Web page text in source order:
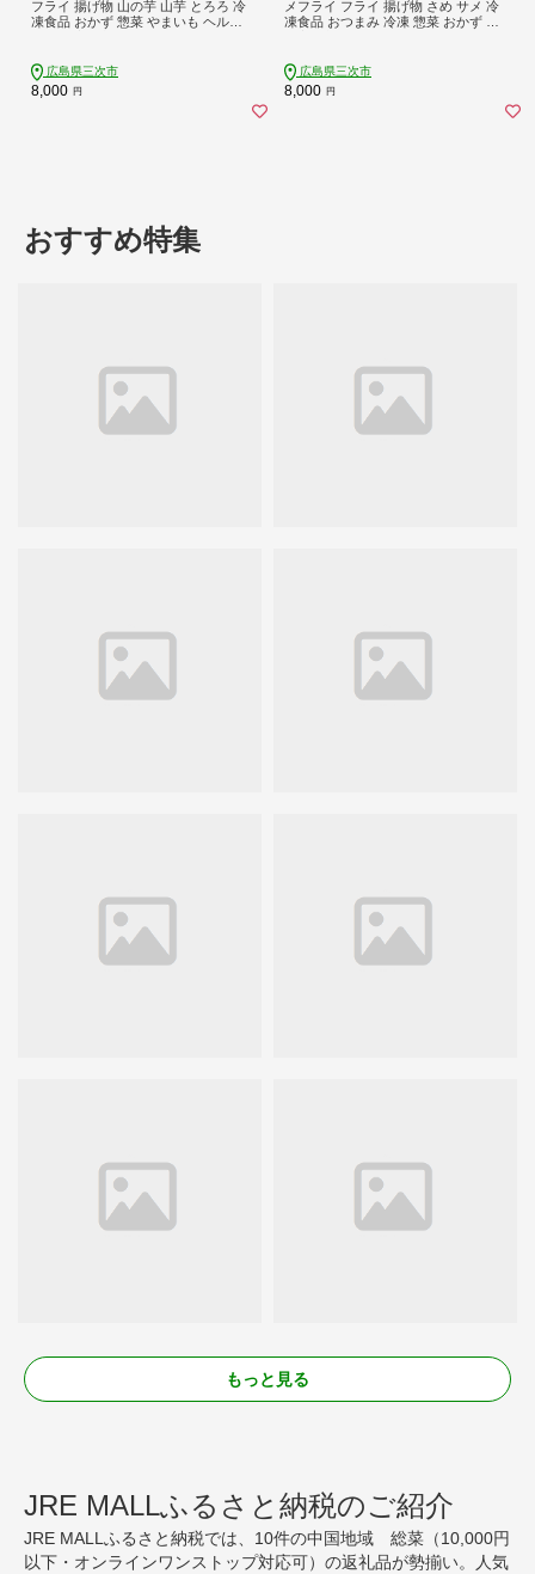
フライ 揚げ物 山の芋 山芋 とろろ 冷
凍食品 おかず 惣菜 やまいも ヘルシ
広島県三次市
8,000 円
メフライ フライ 揚げ物 さめ サメ 冷
凍食品 おつまみ 冷凍 惣菜 おかず 三
広島県三次市
8,000 円
おすすめ特集
もっと見る
JRE MALLふるさと納税のご紹介
JRE MALLふるさと納税では、10件の中国地域 総菜（10,000円
以下・オンラインワンストップ対応可）の返礼品が勢揃い。人気